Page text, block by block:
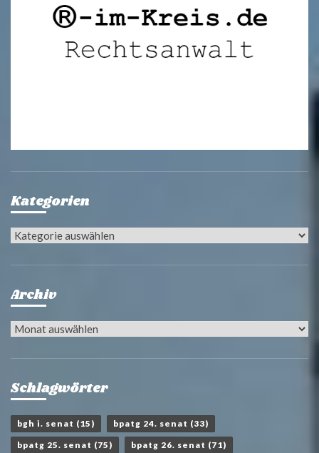
Kategorien
Kategorien
Archiv
Archiv
Schlagwörter
bgh i. senat (15) bpatg 24. senat (33)
bpatg 25. senat (75) bpatg 26. senat (71)